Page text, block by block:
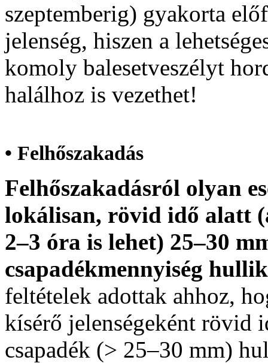
szeptemberig) gyakorta
jelenség, hiszen a
komoly balesetveszélyt
halálhoz is vezethet!
• Felhőszakadás
Felhőszakadásról olyan
lokálisan, rövid idő alatt
2–3 óra is lehet) 25–30
csapadékmennyiség hullik
feltételek adottak ahhoz,
kísérő jelenségeként rövid
csapadék (> 25–30 mm)